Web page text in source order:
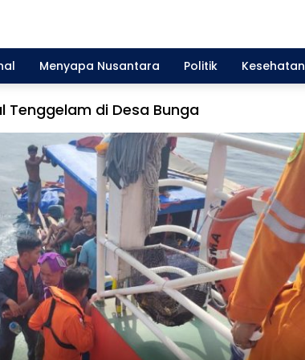
Menyapa Nusantara Politik Kesehatan
Tenggelam di Desa Bunga